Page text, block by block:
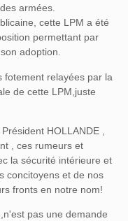
armées.
cette LPM a été
permettant par
adoption.
fotement relayées par la
de cette LPM,juste
HOLLANDE ,
, ces rumeurs et
la sécurité intérieure et
concitoyens et de nos
fronts en notre nom!
pas une demande